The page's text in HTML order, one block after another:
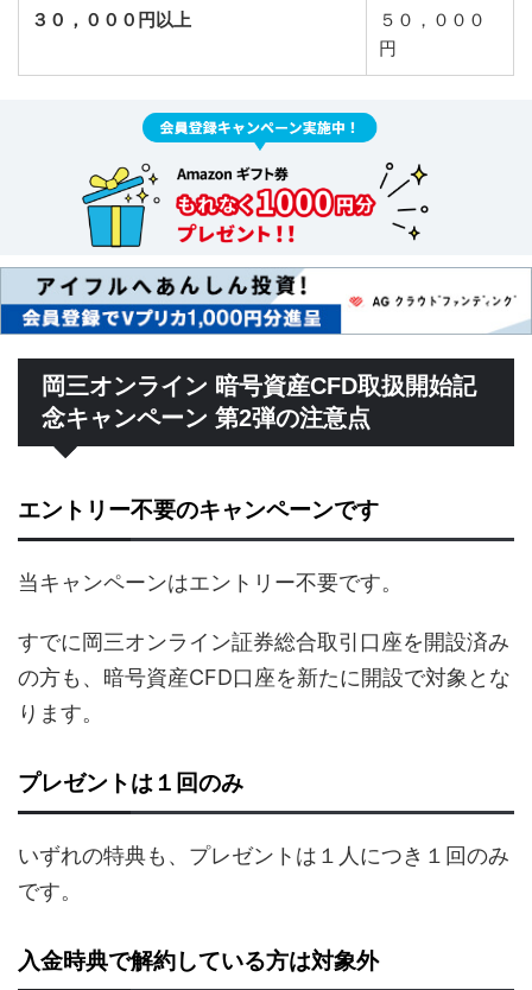
３０，０００円以上
５０，０００
円
岡三オンライン 暗号資産CFD取扱開始記
念キャンペーン 第2弾の注意点
エントリー不要のキャンペーンです
当キャンペーンはエントリー不要です。
すでに岡三オンライン証券総合取引口座を開設済み
の方も、暗号資産CFD口座を新たに開設で対象とな
ります。
プレゼントは１回のみ
いずれの特典も、プレゼントは１人につき１回のみ
です。
入金時典で解約している方は対象外